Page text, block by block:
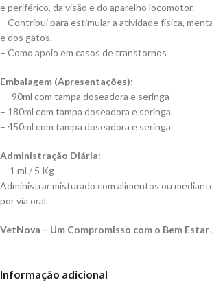
e periférico, da visão e do aparelho locomotor.
– Contribui para estimular a atividade física,
e dos gatos.
– Como apoio em casos de transtornos
Embalagem (Apresentações):
– 90ml com tampa doseadora e seringa
– 180ml com tampa doseadora e seringa
– 450ml com tampa doseadora e seringa
Administração Diária:
– 1 ml / 5 Kg
Administrar misturado com alimentos ou
por via oral.
VetNova – Um Compromisso com o Bem Estar
Informação adicional